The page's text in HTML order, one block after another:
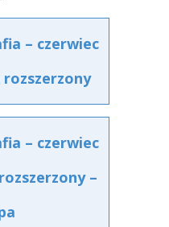
– czerwiec
rozszerzony
– czerwiec
–